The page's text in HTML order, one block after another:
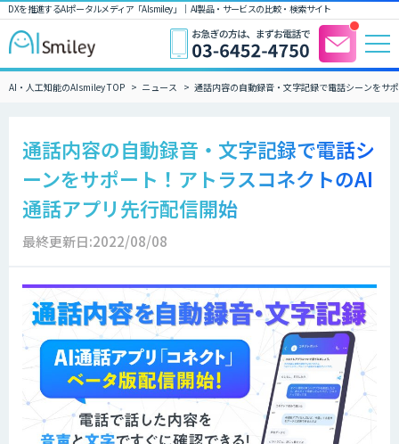
DXを推進するAIポータルメディア「AIsmiley」｜ AI製品・サービスの比較・検索サイト
AI・人工知能のAIsmiley TOP ニュース 通話内容の自動録音・文字記録で電話シーンをサ
通話内容の自動録音・文字記録で電話シ
ーンをサポート！アトラスコネクトのAI
通話アプリ先行配信開始
最終更新日:2022/08/08